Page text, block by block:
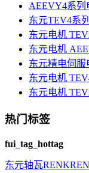
AEEVY4系列
东元TEV4系
东元电机
东元电机
东元精电伺服
东元电机
东元电机
热门标签
fui_tag_hottag
东元轴瓦RENK